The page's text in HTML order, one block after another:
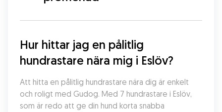
Hur hittar jag en pålitlig
hundrastare nära mig i Eslöv?
Att hitta en pålitlig hundrastare nära dig är enkelt
och roligt med Gudog. Med 7 hundrastare i Eslöv,
som är redo att ge din hund korta snabba